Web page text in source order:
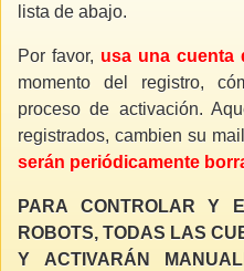
lista de abajo.
Por favor, usa una cuenta
momento del registro,
proceso de activación.
registrados, cambien su
serán periódicamente
PARA CONTROLAR Y
ROBOTS, TODAS LAS
Y ACTIVARÁN